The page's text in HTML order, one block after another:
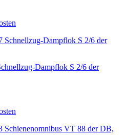
Dampflok S 2/6 der